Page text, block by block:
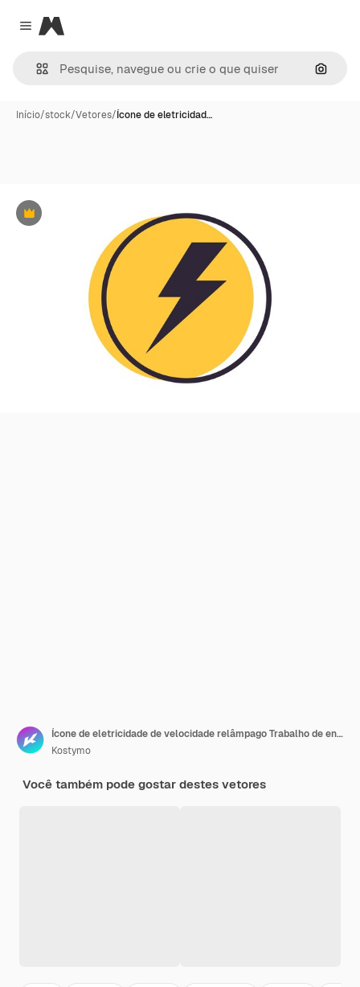
Close menu
Magnific
Início/stock/Vetores/Ícone de eletricidad…
Premium
Ícone de eletricidade de velocidade relâmpago Trabalho de entrega de ícone de pedido rápido Esboce a ilustração vetorial amarela isolada no fundo
Kostymo
Você também pode gostar destes vetores